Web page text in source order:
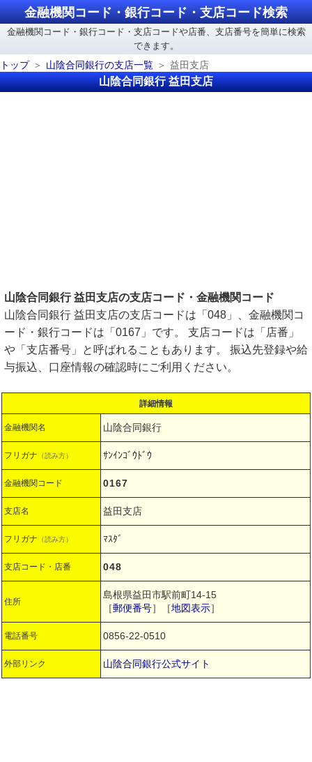
金融機関コード・銀行コード・支店コード検索
金融機関コード・銀行コード・支店コードや店番、支店番号を簡単に検索
できます。
トップ
山陰合同銀行の支店一覧 益田支店
山陰合同銀行 益田支店
山陰合同銀行 益田支店の支店コード・金融機関コード
山陰合同銀行 益田支店の支店コードは「048」、金融機関コ
ード・銀行コードは「0167」です。 支店コードは「店番」
や「支店番号」と呼ばれることもあります。 振込先登録や給
与振込、口座情報の確認時にご利用ください。
詳細情報
金融機関名 山陰合同銀行
フリガナ （読み方） ｻﾝｲﾝｺﾞｳﾄﾞｳ
金融機関コード 0167
支店名 益田支店
フリガナ （読み方） ﾏｽﾀﾞ
支店コード・店番 048
住所
島根県益田市駅前町14-15
［郵便番号］［地図表示］
電話番号 0856-22-0510
外部リンク 山陰合同銀行公式サイト